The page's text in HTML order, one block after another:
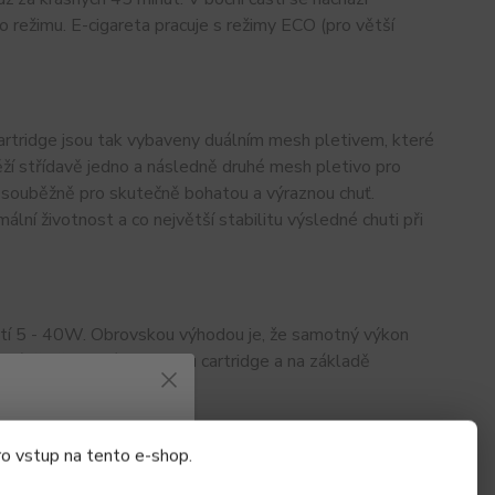
vstup na tento e-shop.
E-cigareta pracuje s režimy ECO (pro větší
jsou tak vybaveny duálním mesh pletivem, které
střídavě jedno a následně druhé mesh pletivo pro
pro skutečně bohatou a výraznou chuť.
životnost a co největší stabilitu výsledné chuti při
5 - 40W. Obrovskou výhodou je, že samotný výkon
připojeného odporu cartridge a na základě